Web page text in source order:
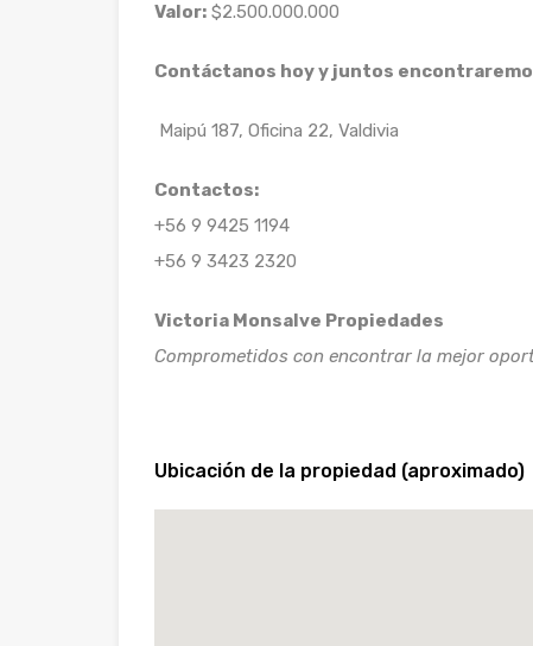
Valor: $2.500.000.000
Contáctanos hoy y juntos
Maipú 187, Oficina 22, Valdivia
Contactos:
+56 9 9425 1194
+56 9 3423 2320
Victoria Monsalve Propiedades
Comprometidos con encontrar la mejor
Ubicación de la propiedad (aproximado)